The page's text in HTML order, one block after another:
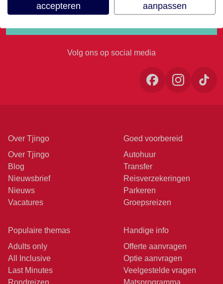
Volg ons op social media
Over Tjingo
Over Tjingo
Blog
Nieuwsbrief
Nieuws
Vacatures
Goed voorbereid
Autohuur
Transfer
Reisverzekeringen
Parkeren
Groepsreizen
Populaire themas
Adults only
All Inclusive
Last Minutes
Rondreizen
Handige info
Offerte aanvragen
Optie aanvragen
Veelgestelde vragen
Matsprogramma
accepteren
aanpassen